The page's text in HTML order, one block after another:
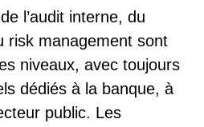
l’audit interne, du
risk management sont
niveaux, avec toujours
dédiés à la banque, à
public. Les